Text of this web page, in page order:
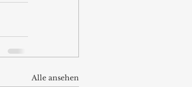
Alle ansehen